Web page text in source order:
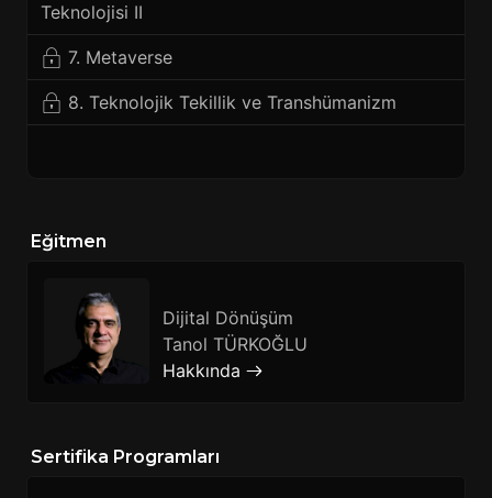
Teknolojisi II
7. Metaverse
8. Teknolojik Tekillik ve Transhümanizm
Eğitmen
Dijital Dönüşüm
Tanol TÜRKOĞLU
Hakkında
Sertifika Programları